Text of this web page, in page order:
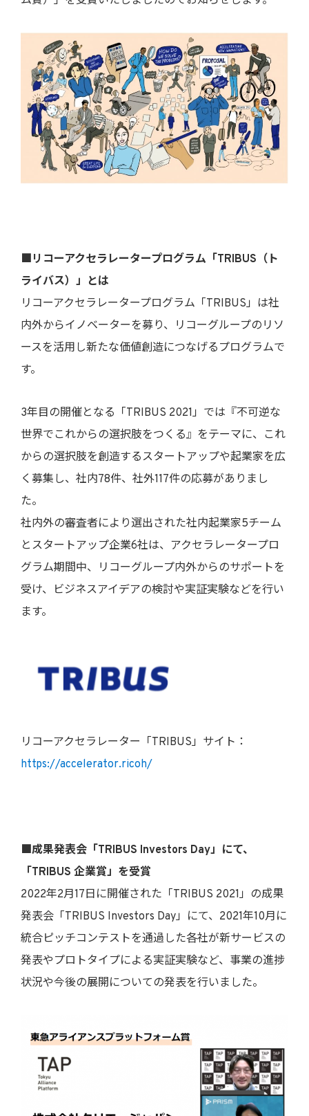
■リコーアクセラレータープログラム「TRIBUS（ト
ライバス）」とは
リコーアクセラレータープログラム「TRIBUS」は社
内外からイノベーターを募り、リコーグループのリソ
ースを活用し新たな価値創造につなげるプログラムで
す。
3年目の開催となる「TRIBUS 2021」では『不可逆な
世界でこれからの選択肢をつくる』をテーマに、これ
からの選択肢を創造するスタートアップや起業家を広
く募集し、社内78件、社外117件の応募がありまし
た。
社内外の審査者により選出された社内起業家5チーム
とスタートアップ企業6社は、アクセラレータープロ
グラム期間中、リコーグループ内外からのサポートを
受け、ビジネスアイデアの検討や実証実験などを行い
ます。
リコーアクセラレーター「TRIBUS」サイト：
https://accelerator.ricoh/
■成果発表会「TRIBUS Investors Day」にて、
「TRIBUS 企業賞」を受賞
2022年2月17日に開催された「TRIBUS 2021」の成果
発表会「TRIBUS Investors Day」にて、2021年10月に
統合ピッチコンテストを通過した各社が新サービスの
発表やプロトタイプによる実証実験など、事業の進捗
状況や今後の展開についての発表を行いました。